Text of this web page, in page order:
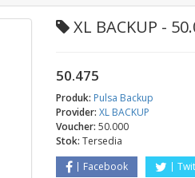
XL BACKUP -
50.475
Produk: Pulsa Backup
Provider: XL BACKUP
Voucher: 50.000
Stok: Tersedia
Facebook